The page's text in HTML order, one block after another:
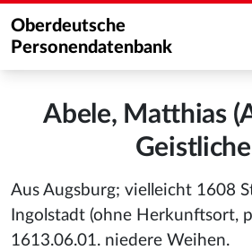
Oberdeutsche
Personendatenbank
Abele, Matthias
Aus Augsburg; vielleicht 1608
Ingolstadt (ohne Herkunftsort,
1613.06.01. niedere Weihen.